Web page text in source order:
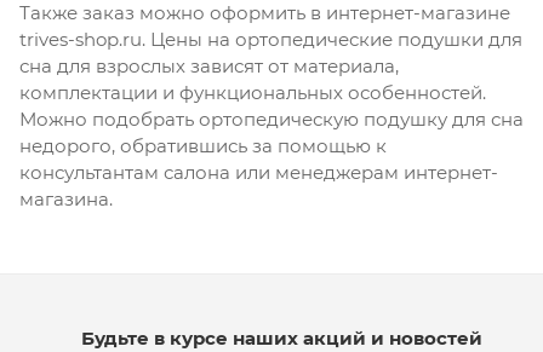
Также заказ можно оформить в интернет-магазине
trives-shop.ru. Цены на ортопедические подушки для
сна для взрослых зависят от материала,
комплектации и функциональных особенностей.
Можно подобрать ортопедическую подушку для сна
недорого, обратившись за помощью к
консультантам салона или менеджерам интернет-
магазина.
Будьте в курсе наших акций и новостей